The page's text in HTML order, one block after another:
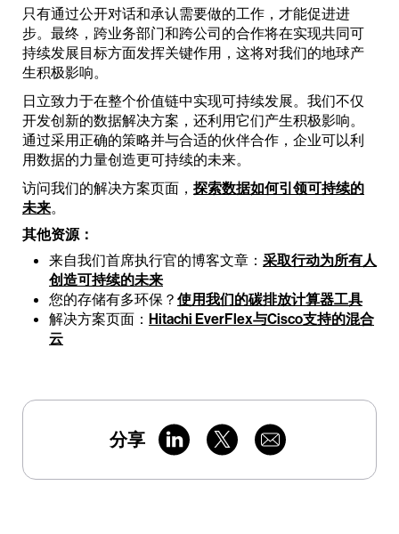
只有通过公开对话和承认需要做的工作，才能促进进
步。最终，跨业务部门和跨公司的合作将在实现共同可
持续发展目标方面发挥关键作用，这将对我们的地球产
生积极影响。
日立致力于在整个价值链中实现可持续发展。我们不仅
开发创新的数据解决方案，还利用它们产生积极影响。
通过采用正确的策略并与合适的伙伴合作，企业可以利
用数据的力量创造更可持续的未来。
访问我们的解决方案页面， 探索数据如何引领可持续的
未来。
其他资源：
来自我们首席执行官的博客文章： 采取行动为所有人
创造可持续的未来
您的存储有多环保？ 使用我们的碳排放计算器工具
解决方案页面： Hitachi EverFlex与Cisco支持的混合
云
分享